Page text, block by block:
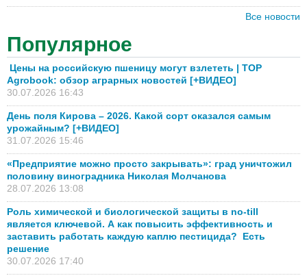
Все новости
Популярное
Цены на российскую пшеницу могут взлететь | TOP
Agrobook: обзор аграрных новостей [+ВИДЕО]
30.07.2026 16:43
День поля Кирова – 2026. Какой сорт оказался самым
урожайным? [+ВИДЕО]
31.07.2026 15:46
«Предприятие можно просто закрывать»: град уничтожил
половину виноградника Николая Молчанова
28.07.2026 13:08
Роль химической и биологической защиты в no-till
является ключевой. А как повысить эффективность и
заставить работать каждую каплю пестицида? Есть
решение
30.07.2026 17:40